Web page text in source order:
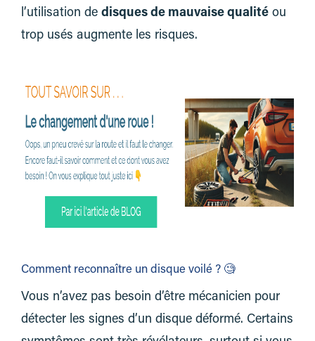
l’utilisation de disques de mauvaise qualité ou
trop usés augmente les risques.
Comment reconnaître un disque voilé ? 🧐
Vous n’avez pas besoin d’être mécanicien pour
détecter les signes d’un disque déformé. Certains